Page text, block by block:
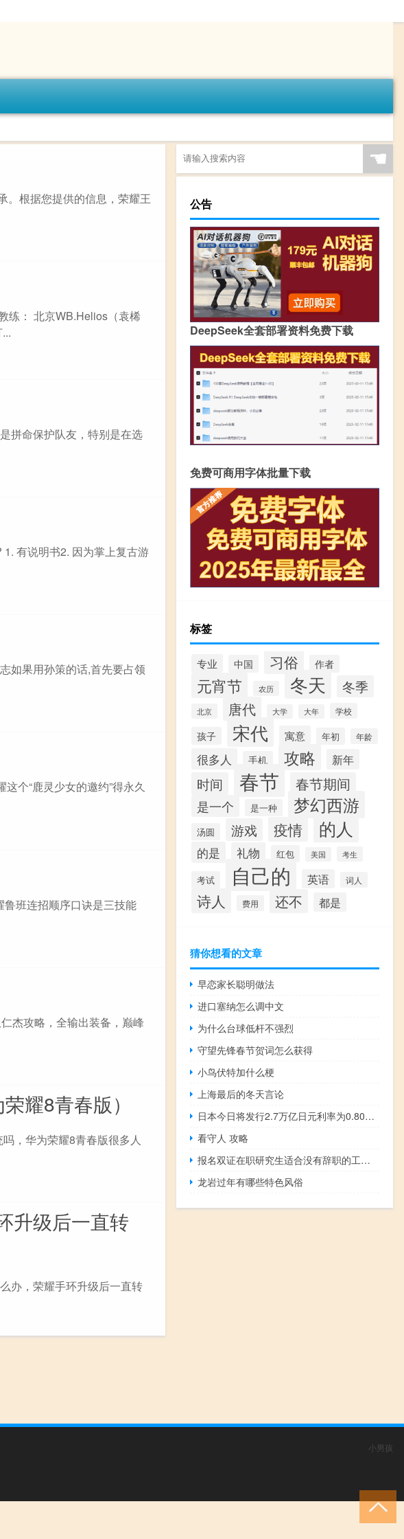
。根据您提供的信息，荣耀王
练： 北京WB.Helios（袁桸
拼命保护队友，特别是在选
有说明书2. 因为掌上复古游
如果用孙策的话,首先要占领
个“鹿灵少女的邀约”得永久
鲁班连招顺序口诀是三技能
杰攻略，全输出装备，巅峰
耀8青春版）
，华为荣耀8青春版很多人
升级后一直转
办，荣耀手环升级后一直转
☚
公告
DeepSeek全套部署资料免费下载
免费可商用字体批量下载
标签
专业 中国 习俗 作者
元宵节 农历 冬天 冬季
北京 唐代 大学 大年 学校
孩子 宋代 寓意 年初 年龄
很多人 手机 攻略 新年
时间 春节 春节期间
是一个 是一种 梦幻西游
汤圆 游戏 疫情 的人
的是 礼物 红包 美国 考生
考试 自己的 英语 词人
诗人 费用 还不 都是
猜你想看的文章
早恋家长聪明做法
进口塞纳怎么调中文
为什么台球低杆不强烈
守望先锋春节贺词怎么获得
小鸟伏特加什么梗
上海最后的冬天言论
日本今日将发行2.7万亿日元利率为0.800%的10年期债券
看守人 攻略
报名双证在职研究生适合没有辞职的工作人士读研吗
龙岩过年有哪些特色风俗
小男孩